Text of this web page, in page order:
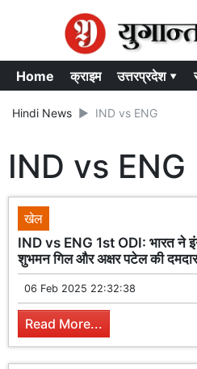
Home क्राइम उत्तरप्रदेश ▾
Hindi News IND vs ENG
IND vs ENG
खेल
IND vs ENG 1st ODI: भारत ने
शुभमन गिल और अक्षर पटेल की दमदार
06 Feb 2025 22:32:38
Read More...